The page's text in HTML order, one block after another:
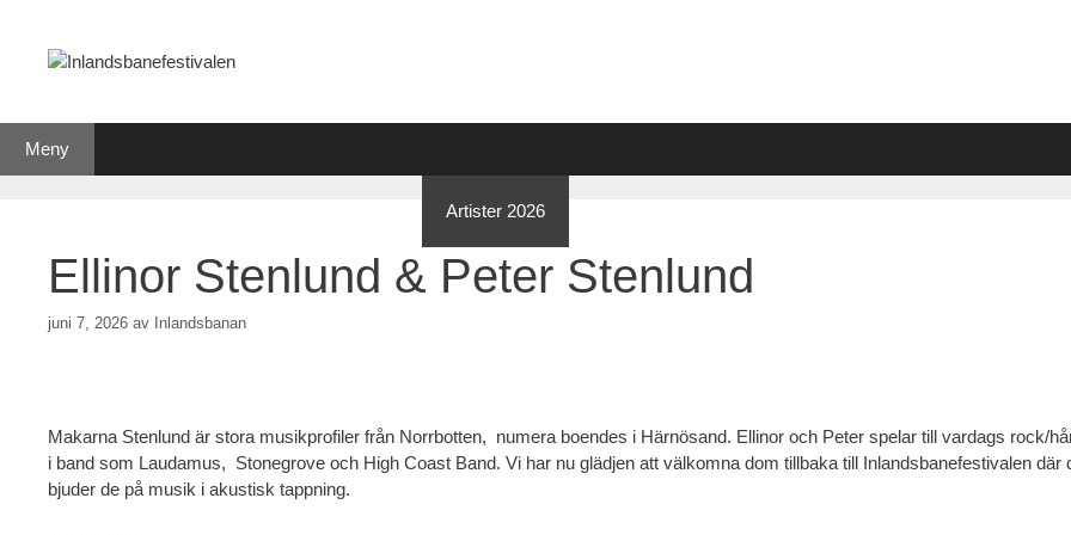
innehåll
Meny
Artister 2026
Ellinor Stenlund & Peter Stenlund
juni 7, 2026 av Inlandsbanan
Makarna Stenlund är stora musikprofiler från Norrbotten, numera boendes i Härnösand. Ellinor och Peter spelar till vardags rock/
i band som Laudamus, Stonegrove och High Coast Band. Vi har nu glädjen att välkomna dom tillbaka till Inlandsbanefestivalen där
bjuder de på musik i akustisk tappning.